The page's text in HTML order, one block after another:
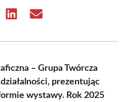
Share Share
– Grupa Twórcza
prezentując
wystawy. Rok 2025